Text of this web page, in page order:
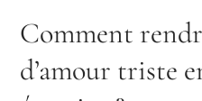
Comment
d’amour triste